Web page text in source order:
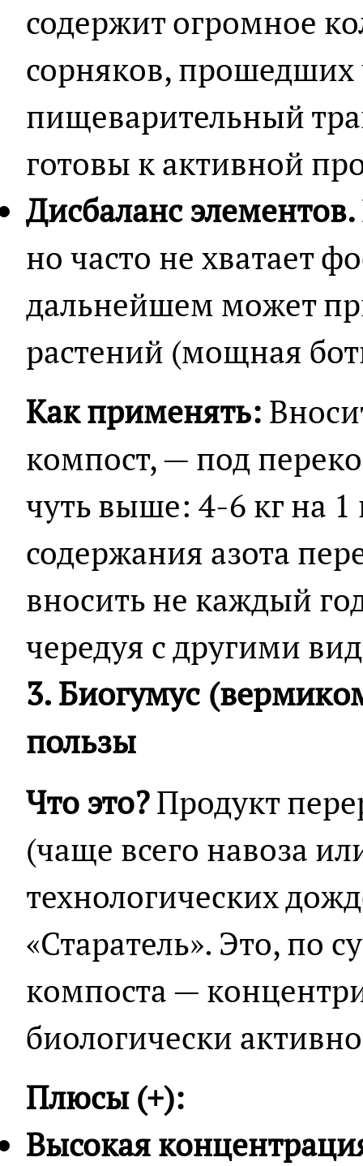
содержит огромное
сорняков, прошедших
пищеварительный
готовы к активной
Дисбаланс элементов.
но часто не хватает
дальнейшем может
растений (мощная
Как применять:
компост, — под
чуть выше: 4-6 кг на
содержания азота
вносить не каждый
чередуя с другими
3. Биогумус
пользы
Что это?Продукт
(чаще всего навоза
технологических
«Старатель». Это, по
компоста —
биологически
Плюсы (+):
Высокая